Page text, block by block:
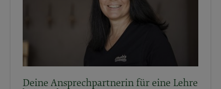
Deine Ansprechpartnerin für eine Lehre